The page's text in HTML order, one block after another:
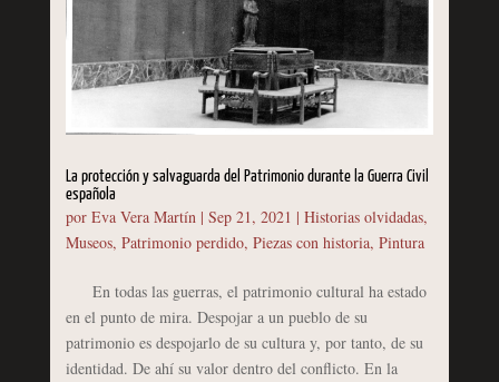
La protección y salvaguarda del Patrimonio durante la Guerra Civil
española
por Eva Vera Martín| Sep 21, 2021 | Historias olvidadas,
Museos, Patrimonio perdido, Piezas con historia, Pintura
En todas las guerras, el patrimonio cultural ha estado
en el punto de mira. Despojar a un pueblo de su
patrimonio es despojarlo de su cultura y, por tanto, de su
identidad. De ahí su valor dentro del conflicto. En la